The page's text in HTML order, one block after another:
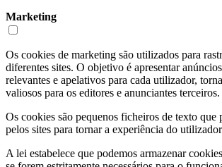
Marketing
Os cookies de marketing são utilizados para
diferentes sites. O objetivo é apresentar
relevantes e apelativos para cada utilizador,
valiosos para os editores e anunciantes terceiros.
Os cookies são pequenos ficheiros de texto que
pelos sites para tornar a experiência do
A lei estabelece que podemos armazenar